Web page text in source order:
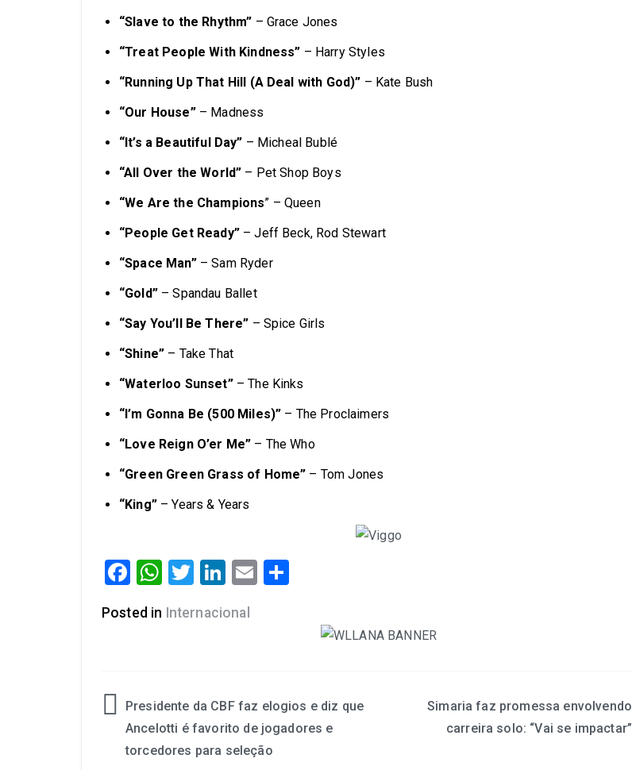
“Slave to the Rhythm” – Grace Jones
“Treat People With Kindness” – Harry Styles
“Running Up That Hill (A Deal with God)” – Kate Bush
“Our House”– Madness
“It’s a Beautiful Day” – Micheal Bublé
“All Over the World” – Pet Shop Boys
“We Are the Champions” – Queen
“People Get Ready”– Jeff Beck, Rod Stewart
“Space Man”– Sam Ryder
“Gold”– Spandau Ballet
“Say You’ll Be There” – Spice Girls
“Shine” – Take That
“Waterloo Sunset”– The Kinks
“I’m Gonna Be (500 Miles)” – The Proclaimers
“Love Reign O’er Me” – The Who
“Green Green Grass of Home” – Tom Jones
“King”– Years & Years
Facebook
WhatsApp
Twitter
LinkedIn
Email
Posted in Internacional
Presidente da CBF faz elogios e diz que
Ancelotti é favorito de jogadores e
torcedores para seleção
Simaria faz promessa envolvendo
carreira solo: “Vai se impactar”